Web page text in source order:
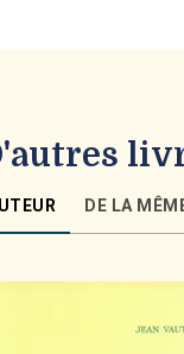
DE LA